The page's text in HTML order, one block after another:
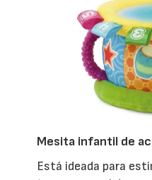
Mesita infantil de
Está ideada para